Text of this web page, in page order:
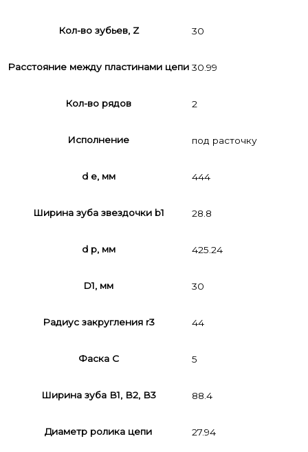
Кол-во зубьев, Z 30
Расстояние между пластинами цепи 30.99
Кол-во рядов 2
Исполнение под расточку
d e, мм 444
Ширина зуба звездочки b1 28.8
d p, мм 425.24
D1, мм 30
Радиус закругления r3 44
Фаска C 5
Ширина зуба В1, В2, В3 88.4
Диаметр ролика цепи 27.94